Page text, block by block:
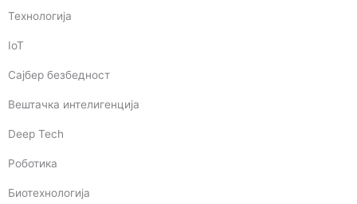
Технологија
IoT
Сајбер безбедност
Вештачка интелигенција
Deep Tech
Роботика
Биотехнологија